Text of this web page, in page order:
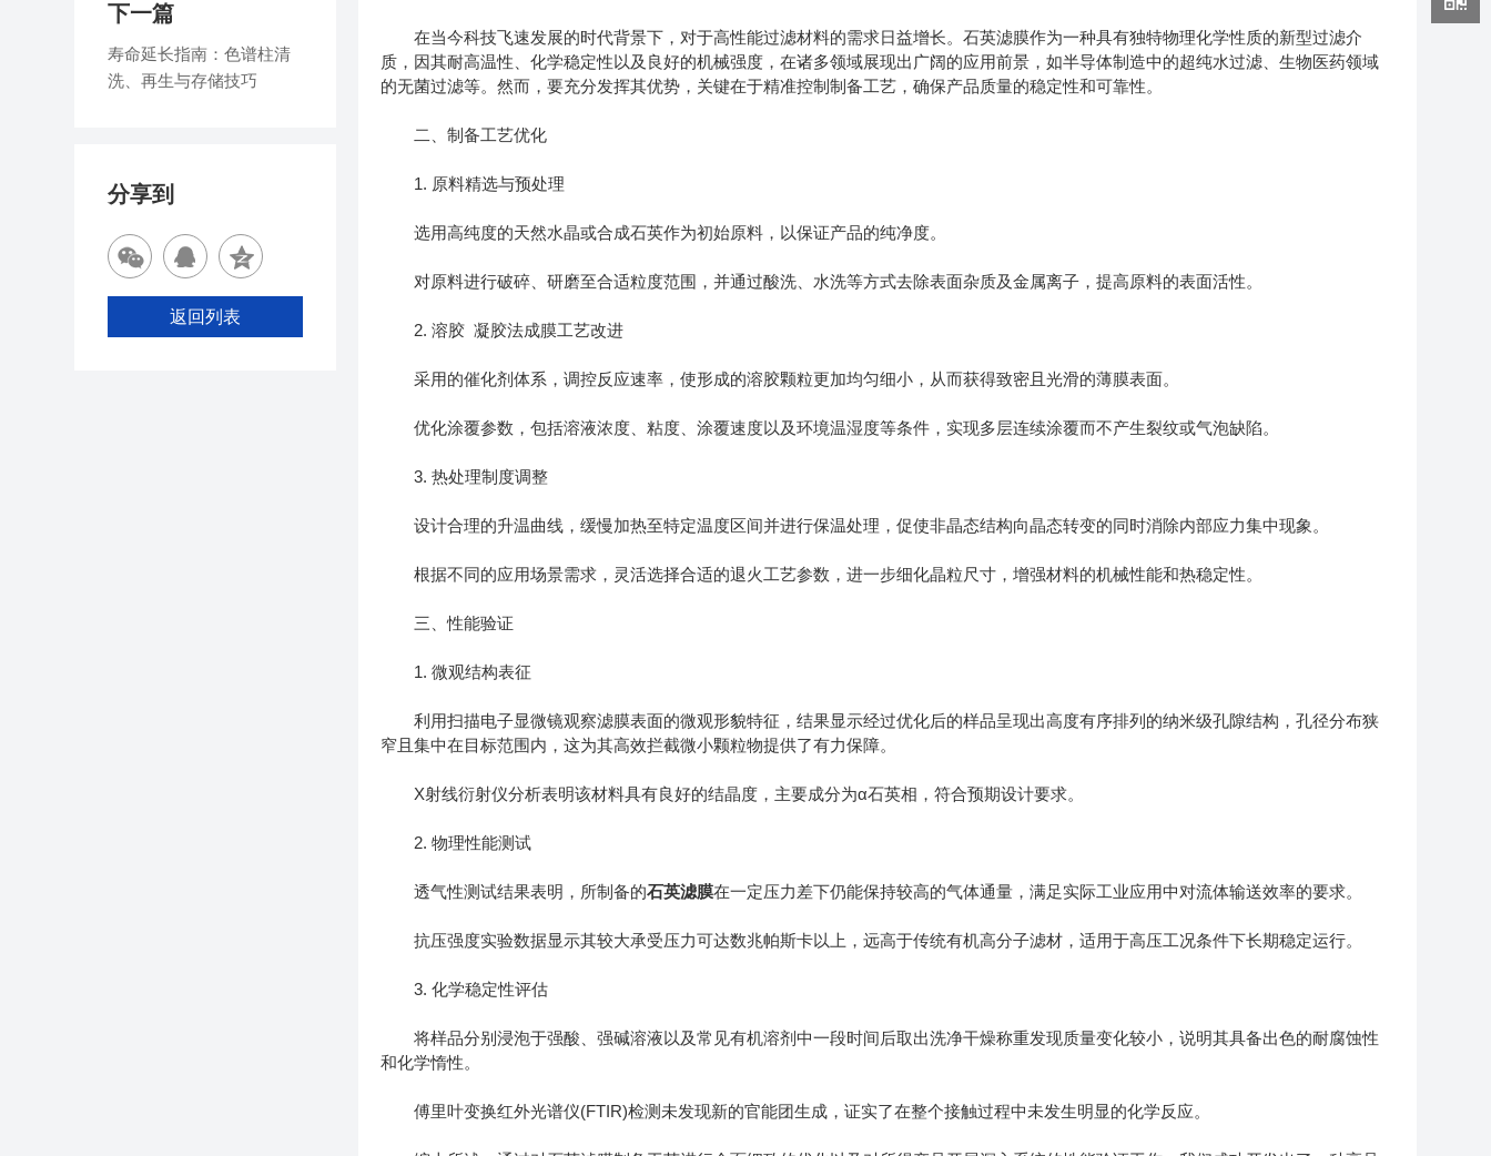
在当今科技飞速发展的时代背景下，对于高性能过滤材料的需求日益增长。石英滤膜作为一种具有独特物理化学性质的新型过滤介
质，因其耐高温性、化学稳定性以及良好的机械强度，在诸多领域展现出广阔的应用前景，如半导体制造中的超纯水过滤、生物医药领域
的无菌过滤等。然而，要充分发挥其优势，关键在于精准控制制备工艺，确保产品质量的稳定性和可靠性。
二、制备工艺优化
1. 原料精选与预处理
选用高纯度的天然水晶或合成石英作为初始原料，以保证产品的纯净度。
对原料进行破碎、研磨至合适粒度范围，并通过酸洗、水洗等方式去除表面杂质及金属离子，提高原料的表面活性。
2. 溶胶 凝胶法成膜工艺改进
采用的催化剂体系，调控反应速率，使形成的溶胶颗粒更加均匀细小，从而获得致密且光滑的薄膜表面。
优化涂覆参数，包括溶液浓度、粘度、涂覆速度以及环境温湿度等条件，实现多层连续涂覆而不产生裂纹或气泡缺陷。
3. 热处理制度调整
设计合理的升温曲线，缓慢加热至特定温度区间并进行保温处理，促使非晶态结构向晶态转变的同时消除内部应力集中现象。
根据不同的应用场景需求，灵活选择合适的退火工艺参数，进一步细化晶粒尺寸，增强材料的机械性能和热稳定性。
三、性能验证
1. 微观结构表征
利用扫描电子显微镜观察滤膜表面的微观形貌特征，结果显示经过优化后的样品呈现出高度有序排列的纳米级孔隙结构，孔径分布狭
窄且集中在目标范围内，这为其高效拦截微小颗粒物提供了有力保障。
X射线衍射仪分析表明该材料具有良好的结晶度，主要成分为α石英相，符合预期设计要求。
2. 物理性能测试
透气性测试结果表明，所制备的石英滤膜在一定压力差下仍能保持较高的气体通量，满足实际工业应用中对流体输送效率的要求。
抗压强度实验数据显示其较大承受压力可达数兆帕斯卡以上，远高于传统有机高分子滤材，适用于高压工况条件下长期稳定运行。
3. 化学稳定性评估
将样品分别浸泡于强酸、强碱溶液以及常见有机溶剂中一段时间后取出洗净干燥称重发现质量变化较小，说明其具备出色的耐腐蚀性
和化学惰性。
傅里叶变换红外光谱仪(FTIR)检测未发现新的官能团生成，证实了在整个接触过程中未发生明显的化学反应。
下一篇
寿命延长指南：色谱柱清
洗、再生与存储技巧
分享到
返回列表